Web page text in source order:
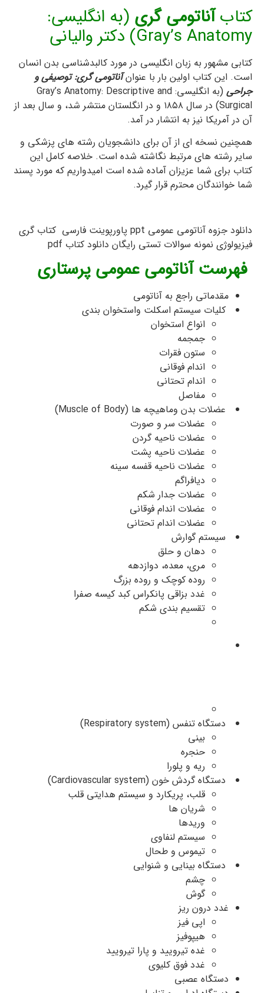
کتابآناتومی گری (به انگلیسی:
Gray’s Anatomy) دکتر والیانی
کتابی مشهور به زبان انگلیسی در مورد کالبدشناسی بدن انسان
است. این کتاب اولین بار با عنوانآناتومی گری: توصیفی و
جراحی (به انگلیسی: Gray’s Anatomy: Descriptive and
Surgical
) در سال ۱۸۵۸ و در انگلستان منتشر شد، و سال بعد از
آن در آمریکا نیز به انتشار در آمد.
همچنین نسخه ای از آن برای دانشجویان رشته های پزشکی و
سایر رشته های مرتبط نگاشته شده است. خلاصه کامل این
کتاب برای شما عزیزان آماده شده است امیدواریم که مورد پسند
شما خوانندگان محترم قرار گیرد.
دانلود جزوه آناتومی عمومی ppt پاورپوینت فارسی کتاب گری
فیزیولوژی نمونه سوالات تستی رایگان دانلود کتاب pdf
فهرست آناتومی عمومی پرستاری
مقدماتی راجع به آناتومی
کلیات سیستم اسکلت واستخوان بندی
انواع استخوان
جمجمه
ستون فقرات
اندام فوقانی
اندام تحتانی
مفاصل
عضلات بدن وماهیچه ها (Muscle of Body)
عضلات سر و صورت
عضلات ناحیه گردن
عضلات ناحیه پشت
عضلات ناحیه قفسه سینه
دیافراگم
عضلات جدار شکم
عضلات اندام فوقانی
عضلات اندام تحتانی
سیستم گوارش
دهان و حلق
مری، معده، دوازدهه
روده کوچک و روده بزرگ
غدد بزاقی پانکراس کبد کیسه صفرا
تقسیم بندی شکم
دستگاه تنفس (Respiratory system)
بینی
حنجره
ریه و پلورا
دستگاه گردش خون (Cardiovascular system)
قلب، پریکارد و سیستم هدایتی قلب
شریان ها
وریدها
سیستم لنفاوی
تیموس و طحال
دستگاه بینایی و شنوایی
چشم
گوش
غدد درون ریز
اپی فیز
هیپوفیز
غده تیرویید و پارا تیرویید
غدد فوق کلیوی
دستگاه عصبی